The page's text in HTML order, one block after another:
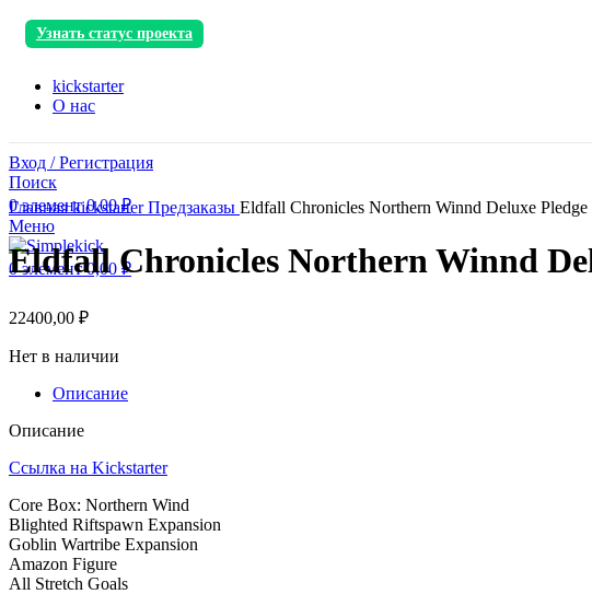
Узнать статус проекта
kickstarter
О нас
Вход / Регистрация
Поиск
0элемент 0,00₽
Меню
0элемент 0,00₽
ГлавнаяkickstarterПредзаказы Eldfall Chronicles Northern Winnd Deluxe Pledge
Eldfall Chronicles Northern Winnd
22400,00 ₽
Нет в наличии
Описание
Описание
Ссылка на Kickstarter
Core Box: Northern Wind
Blighted Riftspawn Expansion
Goblin Wartribe Expansion
Amazon Figure
All Stretch Goals